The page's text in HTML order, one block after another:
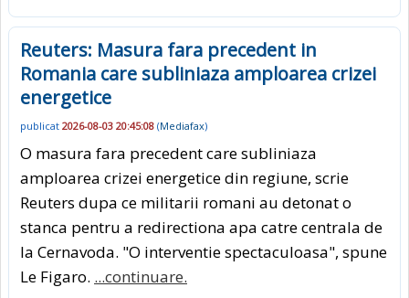
Reuters: Masura fara precedent in
Romania care subliniaza amploarea crizei
energetice
publicat 2026-08-03 20:45:08 (Mediafax)
O masura fara precedent care subliniaza
amploarea crizei energetice din regiune, scrie
Reuters dupa ce militarii romani au detonat o
stanca pentru a redirectiona apa catre centrala de
la Cernavoda. "O interventie spectaculoasa", spune
Le Figaro. ...continuare.